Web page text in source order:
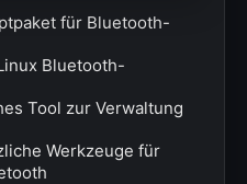
für Bluetooth-
Bluetooth-
Tool zur Verwaltung
Werkzeuge für